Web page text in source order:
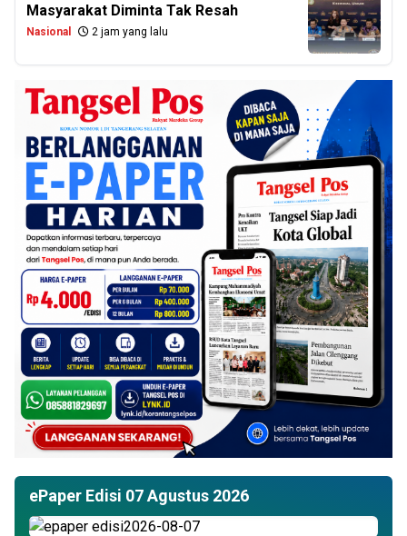
Masyarakat Diminta Tak Resah
Nasional 2 jam yang lalu
ePaper Edisi 07 Agustus 2026